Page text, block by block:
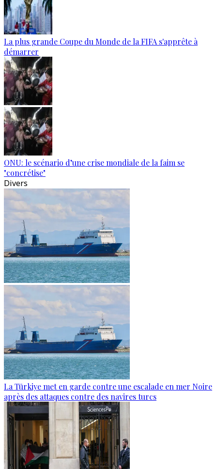
La plus grande Coupe du Monde de la FIFA s'apprête à
démarrer
ONU: le scénario d’une crise mondiale de la faim se
"concrétise"
Divers
La Türkiye met en garde contre une escalade en mer Noire
après des attaques contre des navires turcs